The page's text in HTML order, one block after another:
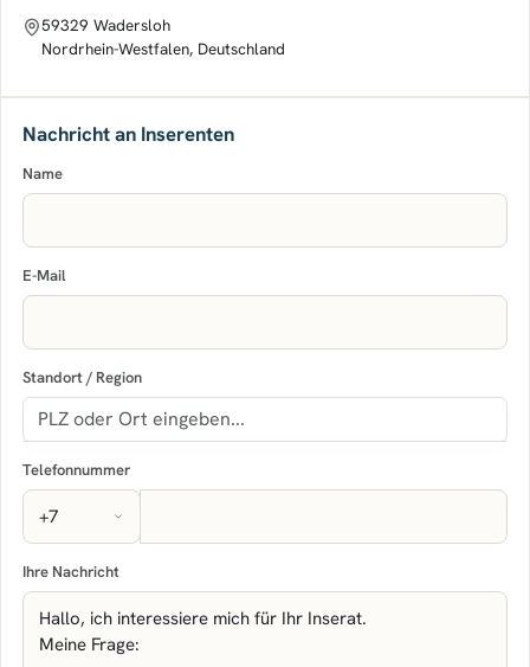
59329 Wadersloh
Nordrhein-Westfalen, Deutschland
Nachricht an Inserenten
Name
E-Mail
Standort / Region
Telefonnummer
Ihre Nachricht